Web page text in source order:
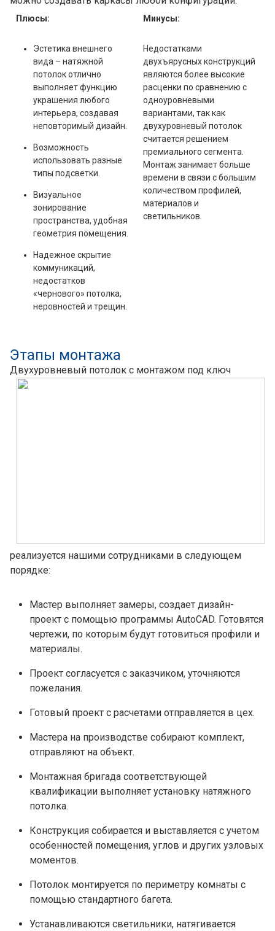
Плюсы:
Эстетика внешнего
вида – натяжной
потолок отлично
выполняет функцию
украшения любого
интерьера, создавая
неповторимый дизайн.
Возможность
использовать разные
типы подсветки.
Визуальное
зонирование
пространства, удобная
геометрия помещения.
Надежное скрытие
коммуникаций,
недостатков
«чернового» потолка,
неровностей и трещин.
Минусы:
Недостатками
двухъярусных конструкций
являются более высокие
расценки по сравнению с
одноуровневыми
вариантами, так как
двухуровневый потолок
считается решением
премиального сегмента.
Монтаж занимает больше
времени в связи с большим
количеством профилей,
материалов и
светильников.
Этапы монтажа
Двухуровневый потолок с монтажом под ключ
реализуется нашими сотрудниками в следующем
порядке:
Мастер выполняет замеры, создает дизайн-
проект с помощью программы AutoCAD. Готовятся
чертежи, по которым будут готовиться профили и
материалы.
Проект согласуется с заказчиком, уточняются
пожелания.
Готовый проект с расчетами отправляется в цех.
Мастера на производстве собирают комплект,
отправляют на объект.
Монтажная бригада соответствующей
квалификации выполняет установку натяжного
потолка.
Конструкция собирается и выставляется с учетом
особенностей помещения, углов и других узловых
моментов.
Потолок монтируется по периметру комнаты с
помощью стандартного багета.
Устанавливаются светильники, натягивается